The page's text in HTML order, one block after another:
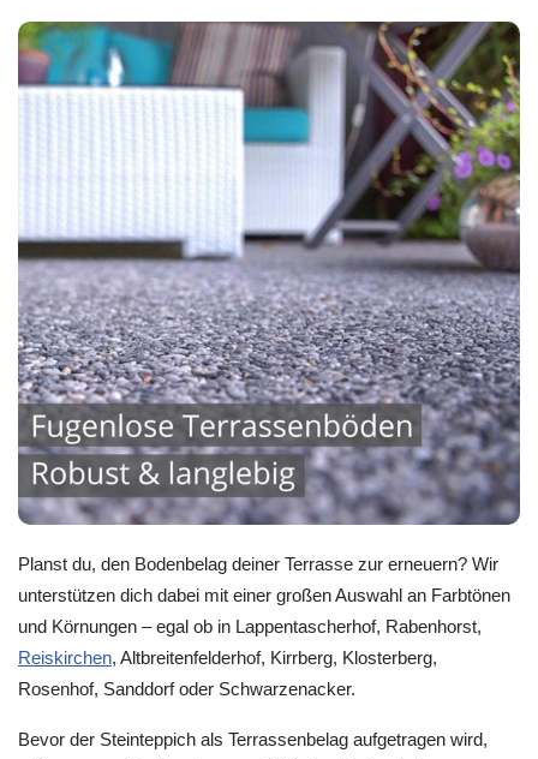
Planst du, den Bodenbelag deiner Terrasse zur erneuern? Wir
unterstützen dich dabei mit einer großen Auswahl an Farbtönen
und Körnungen – egal ob in Lappentascherhof, Rabenhorst,
Reiskirchen, Altbreitenfelderhof, Kirrberg, Klosterberg,
Rosenhof, Sanddorf oder Schwarzenacker.
Bevor der Steinteppich als Terrassenbelag aufgetragen wird,